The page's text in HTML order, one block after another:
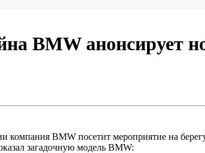
BMW анонсирует
компания BMW посетит мероприятие на
загадочную модель BMW: